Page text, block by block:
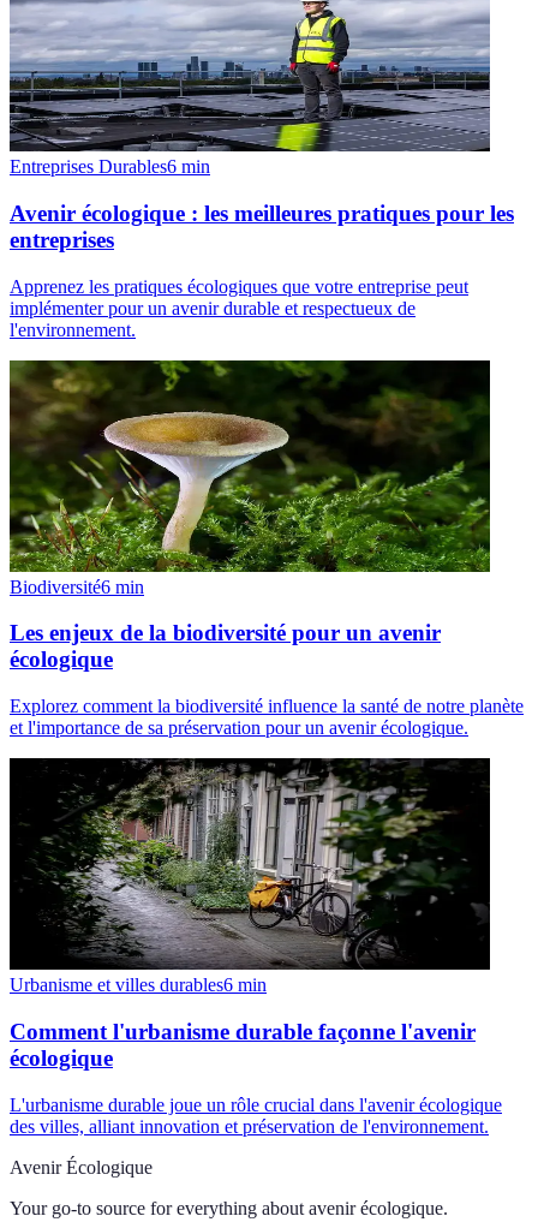
Entreprises Durables6 min
Avenir écologique : les meilleures pratiques pour les
entreprises
Apprenez les pratiques écologiques que votre entreprise peut
implémenter pour un avenir durable et respectueux de
l'environnement.
Biodiversité6 min
Les enjeux de la biodiversité pour un avenir
écologique
Explorez comment la biodiversité influence la santé de notre planète
et l'importance de sa préservation pour un avenir écologique.
Urbanisme et villes durables6 min
Comment l'urbanisme durable façonne l'avenir
écologique
L'urbanisme durable joue un rôle crucial dans l'avenir écologique
des villes, alliant innovation et préservation de l'environnement.
Avenir Écologique
Your go-to source for everything about avenir écologique.